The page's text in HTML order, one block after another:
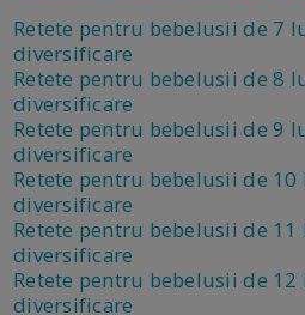
Retete pentru bebelusii de 7
diversificare
Retete pentru bebelusii de 8
diversificare
Retete pentru bebelusii de 9
diversificare
Retete pentru bebelusii de 10
diversificare
Retete pentru bebelusii de 11
diversificare
Retete pentru bebelusii de 12
diversificare